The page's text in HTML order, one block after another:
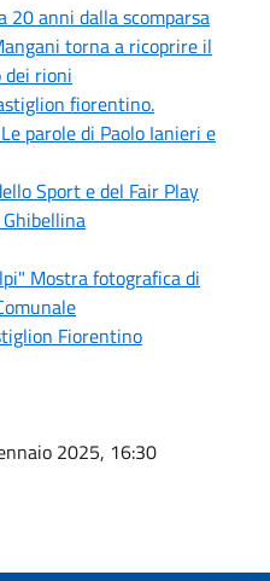
20 anni dalla scomparsa
torna a ricoprire il
dei rioni
fiorentino.
parole di Paolo Ianieri e
Sport e del Fair Play
Mostra fotografica di
Fiorentino
2025, 16:30